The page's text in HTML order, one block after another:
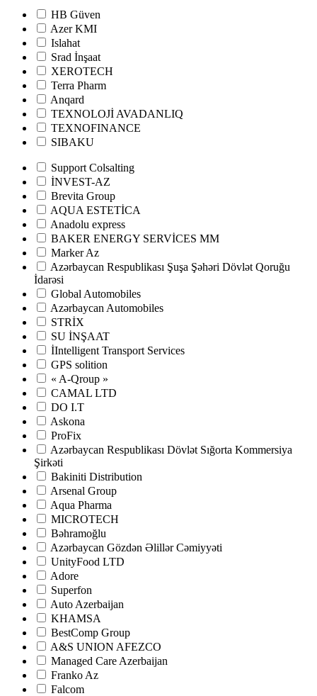
HB Güven
Azer KMI
Islahat
Srad İnşaat
XEROTECH
Terra Pharm
Anqard
TEXNOLOJİ AVADANLIQ
TEXNOFINANCE
SIBAKU
Support Colsalting
İNVEST-AZ
Brevita Group
AQUA ESTETİCA
Anadolu express
BAKER ENERGY SERVİCES MM
Marker Az
Azərbaycan Respublikası Şuşa Şəhəri Dövlət Qoruğu
İdarəsi
Global Automobiles
Azərbaycan Automobiles
STRİX
SU İNŞAAT
İIntelligent Transport Services
GPS solition
« A-Qroup »
CAMAL LTD
DO I.T
Askona
ProFix
Azərbaycan Respublikası Dövlət Sığorta Kommersiya
Şirkəti
Bakiniti Distribution
Arsenal Group
Aqua Pharma
MICROTECH
Bəhramoğlu
Azərbaycan Gözdən Əlillər Cəmiyyəti
UnityFood LTD
Adore
Superfon
Auto Azerbaijan
KHAMSA
BestComp Group
A&S UNION AFEZCO
Managed Care Azerbaijan
Franko Az
Falcom